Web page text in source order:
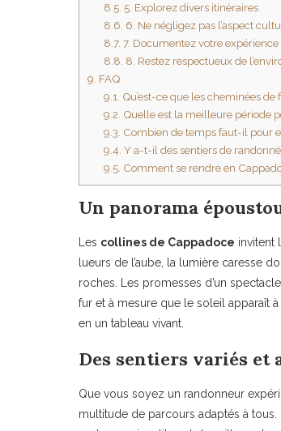
8.5. 5. Explorez divers itinéraires
8.6. 6. Ne négligez pas l’aspect
8.7. 7. Documentez votre expérience
8.8. 8. Restez respectueux de
9. FAQ
9.1. Qu’est-ce que les cheminées de
9.2. Quelle est la meilleure période
9.3. Combien de temps faut-il pour
9.4. Y a-t-il des sentiers de
9.5. Comment se rendre en
Un panorama
Les collines de Cappadoce invitent
lueurs de l’aube, la lumière caresse
roches. Les promesses d’un
fur et à mesure que le soleil apparaît
en un tableau vivant.
Des sentiers variés et
Que vous soyez un randonneur
multitude de parcours adaptés à